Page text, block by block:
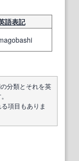
語表記
分類とそれを英
項目もありま